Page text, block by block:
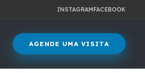
INSTAGRAMFACEBOOK
AGENDE UMA VISITA